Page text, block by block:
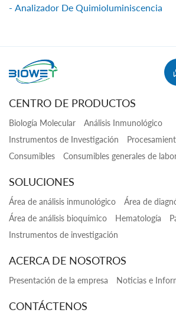
Analizador De Quimioluminiscencia
CENTRO DE PRODUCTOS
Biología Molecular
Análisis Inmunológico
Instrumentos de Investigación
Consumibles
Consumibles generales de
SOLUCIONES
Área de análisis inmunológico
Área de
Área de análisis bioquímico
Hematología
Instrumentos de investigación
ACERCA DE NOSOTROS
Presentación de la empresa Noticias e
CONTÁCTENOS